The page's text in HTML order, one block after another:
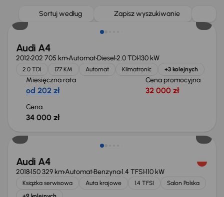
Sortuj według Zapisz wyszukiwanie
Audi A4
2012202 705 kmAutomatDiesel2.0 TDI130 kW
2.0 TDI 177 KM Automat Klimatronic +3 kolejnych
Miesięczna rata
od 202 zł
Cena promocyjna
32 000 zł
Cena
34 000 zł
Audi A4
2018150 329 kmAutomatBenzyna1.4 TFSI110 kW
Książka serwisowa Auta krajowe 1.4 TFSI
Salon Polska